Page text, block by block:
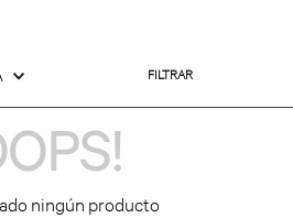
FILTRAR
ningún producto